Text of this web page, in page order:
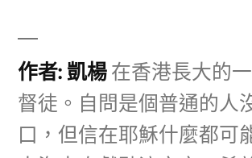
作者: 凱楊 在香港長大的
督徒。自問是個普通的人
口，但信在耶穌什麼都可